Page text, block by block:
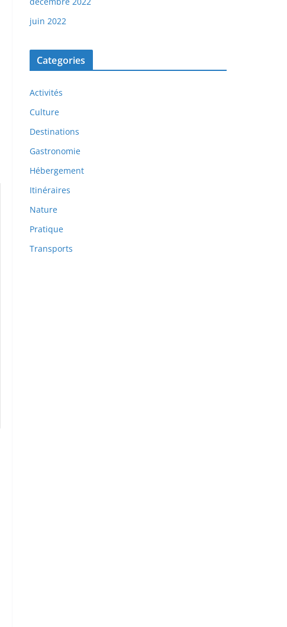
juin 2022
Categories
Activités
Culture
Destinations
Gastronomie
Hébergement
Itinéraires
Nature
Pratique
Transports